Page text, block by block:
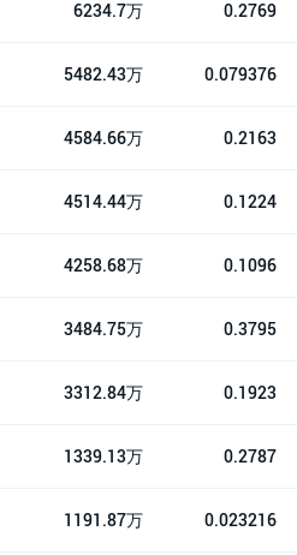
6234.7万 0.2769
5482.43万 0.079376
4584.66万 0.2163
4514.44万 0.1224
4258.68万 0.1096
3484.75万 0.3795
3312.84万 0.1923
1339.13万 0.2787
1191.87万 0.023216